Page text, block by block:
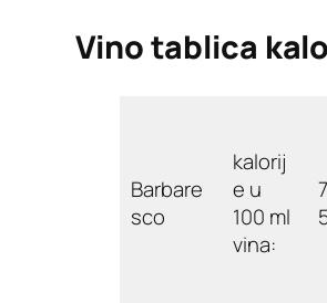
Vino tablica
Barbare
sco
kalorij
e u
100 ml
vina:
7